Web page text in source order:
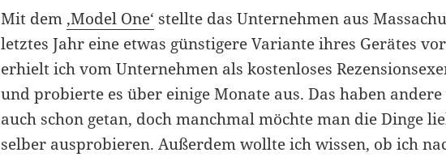
Mit dem ‚Model One‘ stellte das Unternehmen aus
letztes Jahr eine etwas günstigere Variante ihres Gerätes
erhielt ich vom Unternehmen als kostenloses
und probierte es über einige Monate aus. Das haben
auch schon getan, doch manchmal möchte man die Dinge
selber ausprobieren. Außerdem wollte ich wissen, ob ich